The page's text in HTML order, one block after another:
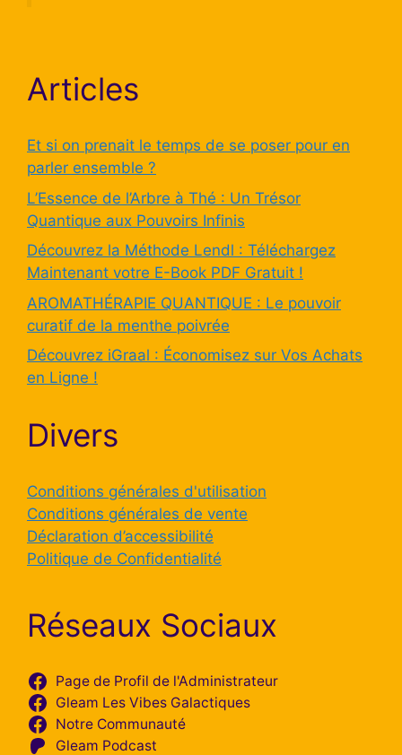
Articles
Et si on prenait le temps de se poser pour en
parler ensemble ?
L’Essence de l’Arbre à Thé : Un Trésor
Quantique aux Pouvoirs Infinis
Découvrez la Méthode Lendl : Téléchargez
Maintenant votre E-Book PDF Gratuit !
AROMATHÉRAPIE QUANTIQUE : Le pouvoir
curatif de la menthe poivrée
Découvrez iGraal : Économisez sur Vos Achats
en Ligne !
Divers
Conditions générales d'utilisation
Conditions générales de vente
Déclaration d’accessibilité
Politique de Confidentialité
Réseaux Sociaux
Page de Profil de l'Administrateur
Gleam Les Vibes Galactiques
Notre Communauté
Gleam Podcast